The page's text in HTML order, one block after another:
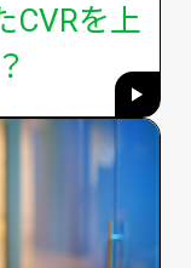
CVRを上